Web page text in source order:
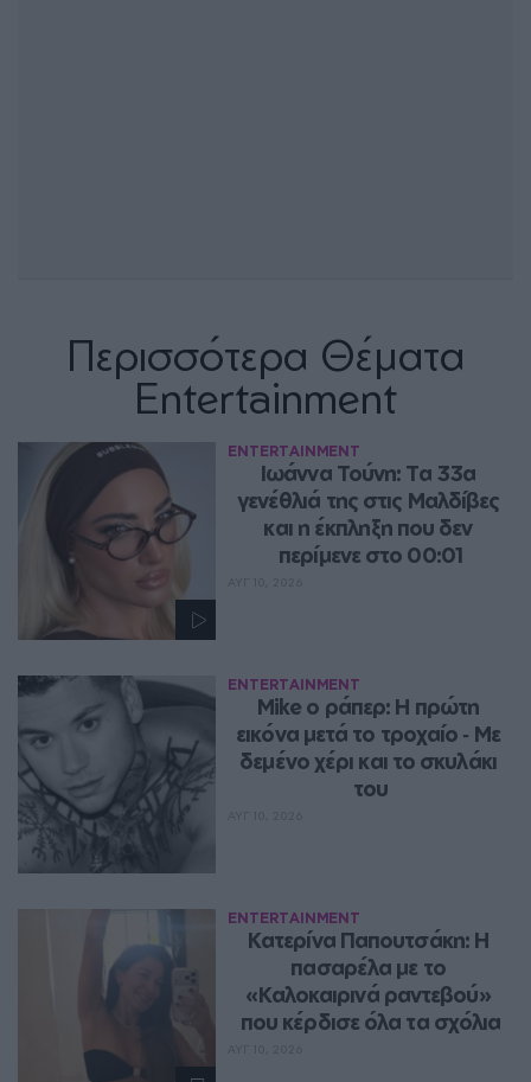
Περισσότερα Θέματα
Entertainment
ENTERTAINMENT
Ιωάννα Τούνη: Τα 33α
γενέθλιά της στις Μαλδίβες
και η έκπληξη που δεν
περίμενε στο 00:01
ENTERTAINMENT
Mike ο ράπερ: Η πρώτη
εικόνα μετά το τροχαίο ‑ Με
δεμένο χέρι και το σκυλάκι
του
ENTERTAINMENT
Κατερίνα Παπουτσάκη: Η
πασαρέλα με το
«Καλοκαιρινά ραντεβού»
που κέρδισε όλα τα σχόλια